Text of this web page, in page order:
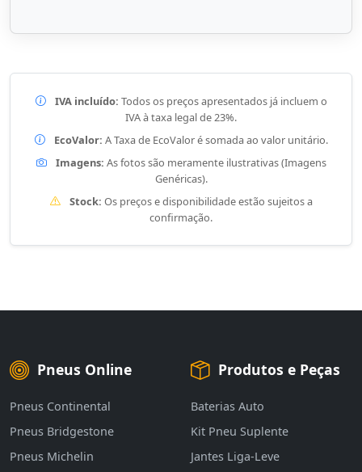
IVA incluído: Todos os preços apresentados já incluem o
IVA à taxa legal de 23%.
EcoValor: A Taxa de EcoValor é somada ao valor unitário.
Imagens: As fotos são meramente ilustrativas (Imagens
Genéricas).
Stock: Os preços e disponibilidade estão sujeitos a
confirmação.
Pneus Online
Pneus Continental
Pneus Bridgestone
Pneus Michelin
Produtos e Peças
Baterias Auto
Kit Pneu Suplente
Jantes Liga-Leve